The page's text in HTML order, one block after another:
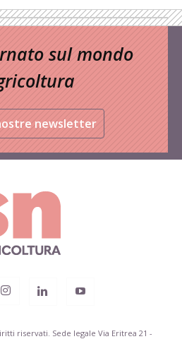
sul mondo
newsletter
riservati. Sede legale Via Eritrea 21 -